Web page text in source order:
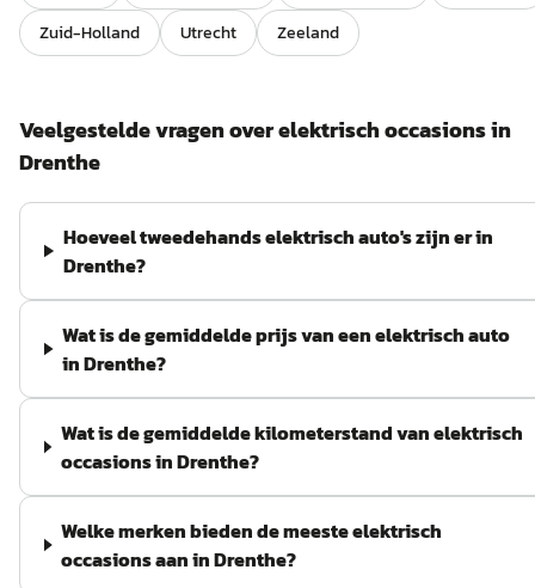
Zuid-Holland
Utrecht Zeeland
Veelgestelde vragen overelektrischoccasions in
Drenthe
Hoeveel tweedehands elektrisch auto's zijn er in
Drenthe?
Wat is de gemiddelde prijs van een elektrisch auto
in Drenthe?
Wat is de gemiddelde kilometerstand van elektrisch
occasions in Drenthe?
Welke merken bieden de meeste elektrisch
occasions aan in Drenthe?